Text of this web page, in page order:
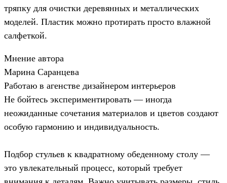
тряпку для очистки деревянных и металлических
моделей. Пластик можно протирать просто влажной
салфеткой.
Мнение автора
Марина Саранцева
Работаю в агенстве дизайнером интерьеров
Не бойтесь экспериментировать — иногда
неожиданные сочетания материалов и цветов создают
особую гармонию и индивидуальность.
Подбор стульев к квадратному обеденному столу —
это увлекательный процесс, который требует